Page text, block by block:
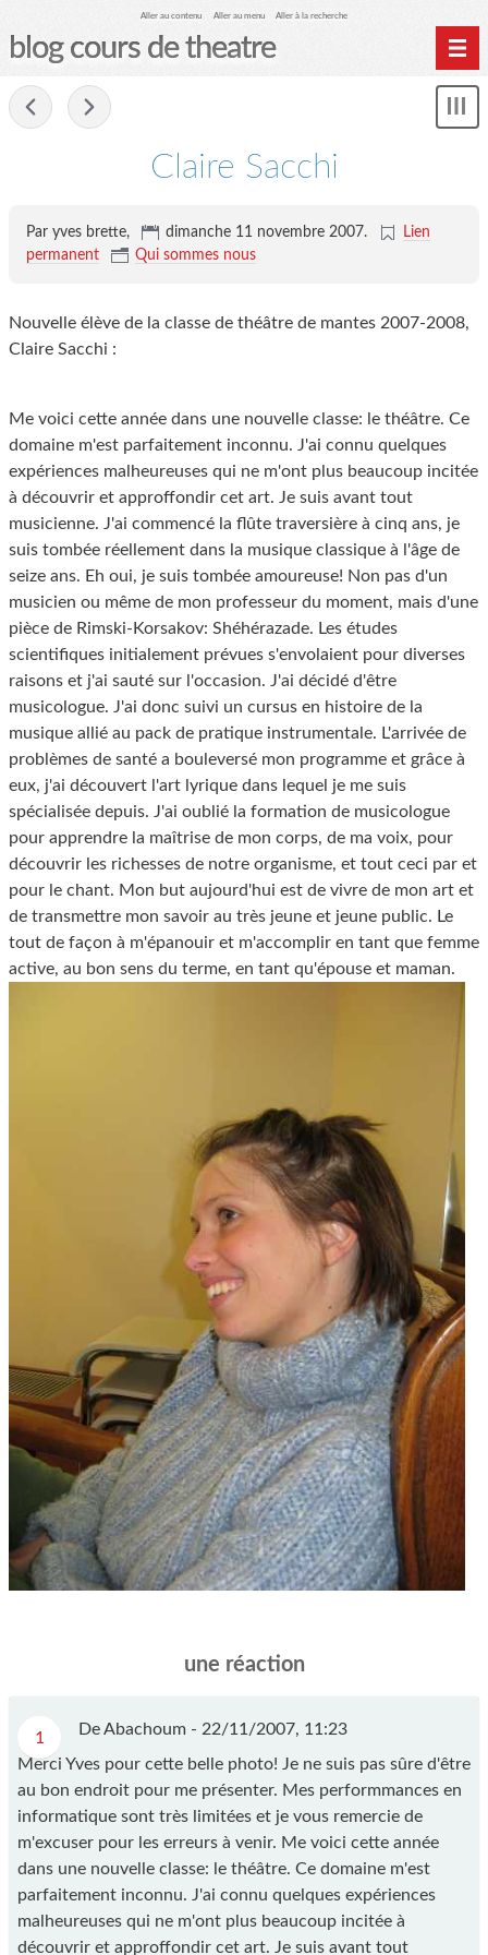
Aller au contenu Aller au menu Aller à la recherche
blog cours de theatre
Claire Sacchi
Par yves brette, dimanche 11 novembre 2007.
Lien
permanent
Qui sommes nous
Nouvelle élève de la classe de théâtre de mantes 2007-2008,
Claire Sacchi :
Me voici cette année dans une nouvelle classe: le théâtre. Ce
domaine m'est parfaitement inconnu. J'ai connu quelques
expériences malheureuses qui ne m'ont plus beaucoup incitée
à découvrir et approffondir cet art. Je suis avant tout
musicienne. J'ai commencé la flûte traversière à cinq ans, je
suis tombée réellement dans la musique classique à l'âge de
seize ans. Eh oui, je suis tombée amoureuse! Non pas d'un
musicien ou même de mon professeur du moment, mais d'une
pièce de Rimski-Korsakov: Shéhérazade. Les études
scientifiques initialement prévues s'envolaient pour diverses
raisons et j'ai sauté sur l'occasion. J'ai décidé d'être
musicologue. J'ai donc suivi un cursus en histoire de la
musique allié au pack de pratique instrumentale. L'arrivée de
problèmes de santé a bouleversé mon programme et grâce à
eux, j'ai découvert l'art lyrique dans lequel je me suis
spécialisée depuis. J'ai oublié la formation de musicologue
pour apprendre la maîtrise de mon corps, de ma voix, pour
découvrir les richesses de notre organisme, et tout ceci par et
pour le chant. Mon but aujourd'hui est de vivre de mon art et
de transmettre mon savoir au très jeune et jeune public. Le
tout de façon à m'épanouir et m'accomplir en tant que femme
active, au bon sens du terme, en tant qu'épouse et maman.
une réaction
1 De Abachoum - 22/11/2007, 11:23
Merci Yves pour cette belle photo! Je ne suis pas sûre d'être
au bon endroit pour me présenter. Mes performmances en
informatique sont très limitées et je vous remercie de
m'excuser pour les erreurs à venir. Me voici cette année
dans une nouvelle classe: le théâtre. Ce domaine m'est
parfaitement inconnu. J'ai connu quelques expériences
malheureuses qui ne m'ont plus beaucoup incitée à
découvrir et approffondir cet art. Je suis avant tout